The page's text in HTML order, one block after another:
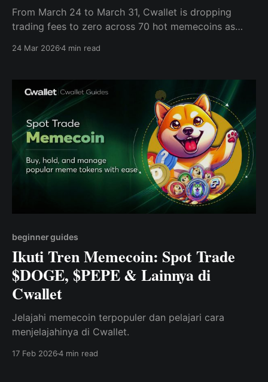
From March 24 to March 31, Cwallet is dropping
trading fees to zero across 70 hot memecoins as
24 Mar 20264 min read
beginner guides
Ikuti Tren Memecoin: Spot Trade
$DOGE, $PEPE & Lainnya di
Cwallet
Jelajahi memecoin terpopuler dan pelajari cara
menjelajahinya di Cwallet.
17 Feb 20264 min read